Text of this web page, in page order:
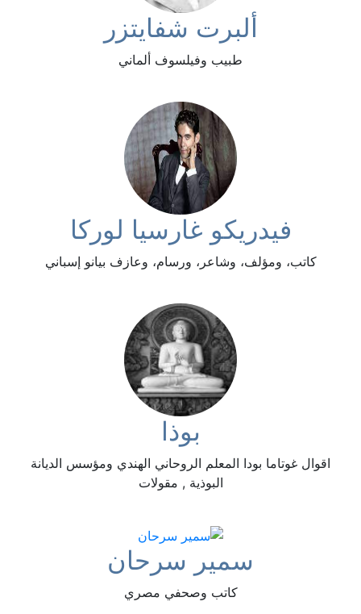
ألبرت شفايتزر
طبيب وفيلسوف ألماني
فيدريكو غارسيا لوركا
كاتب، ومؤلف، وشاعر، ورسام، وعازف بيانو إسباني
بوذا
اقوال غوتاما بودا المعلم الروحاني الهندي ومؤسس الديانة
البوذية , مقولات
سمير سرحان
كاتب وصحفي مصري